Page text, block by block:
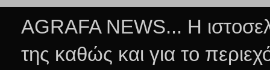
AGRAFA NEWS... Η
της καθώς και για το